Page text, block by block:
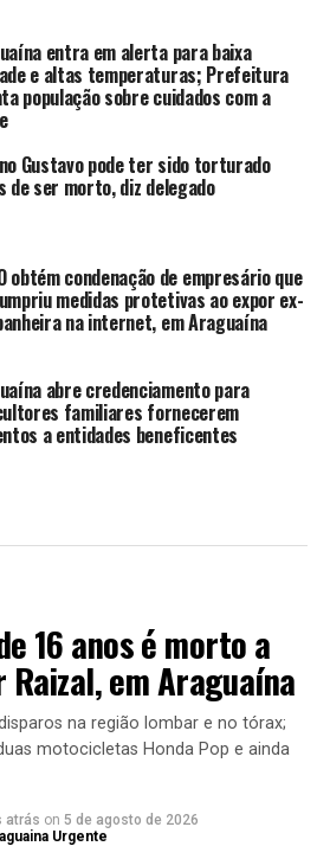
entra em alerta para baixa
e altas temperaturas; Prefeitura
população sobre cuidados com a
Gustavo pode ter sido torturado
de ser morto, diz delegado
obtém condenação de empresário que
medidas protetivas ao expor ex-
na internet, em Araguaína
abre credenciamento para
familiares fornecerem
a entidades beneficentes
16 anos é morto a
em Araguaína
na região lombar e no tórax;
motocicletas Honda Pop e ainda
atrás on 5 de agosto de 2026
Urgente